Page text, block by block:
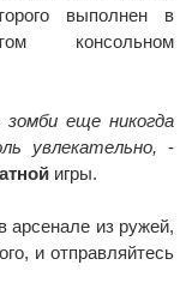
выполнен в
консольном
еще никогда
увлекательно, -
игры.
арсенале из ружей,
и отправляйтесь